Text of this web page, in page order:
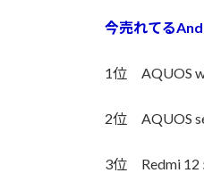
今売れてる
1位 AQUOS
2位 AQUOS
3位 Redmi 12